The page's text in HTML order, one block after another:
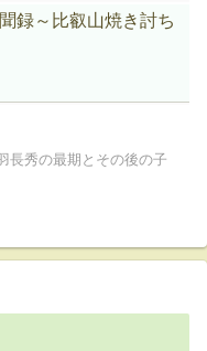
録～比叡山焼き討ち
長秀の最期とその後の子